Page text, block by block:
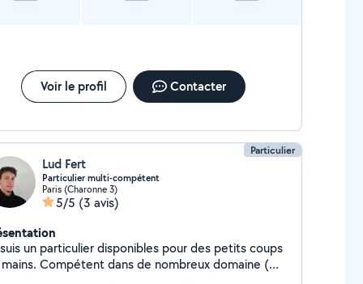
et de fenêtres. Il est en outre possible de
tout le matériel nécessaire pour une réalisation
et soignée de vos travaux. Pour vos
et vos travaux de manutention, je
très expérimentée. Cordialement à vous
Voir le profil Contacter
Particulier
Lud Fert
Particulier multi-compétent
Paris (Charonne 3)
5/5 (3 avis)
un particulier disponibles pour des petits coups
Compétent dans de nombreux domaine (